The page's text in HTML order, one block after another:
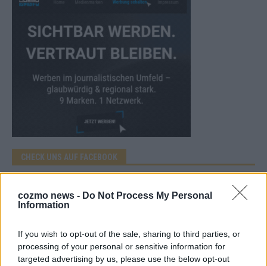
cozmo news - Do Not Process My Personal
Information
If you wish to opt-out of the sale, sharing to third parties, or
processing of your personal or sensitive information for
targeted advertising by us, please use the below opt-out
CHECK UNS AUF FACEBOOK